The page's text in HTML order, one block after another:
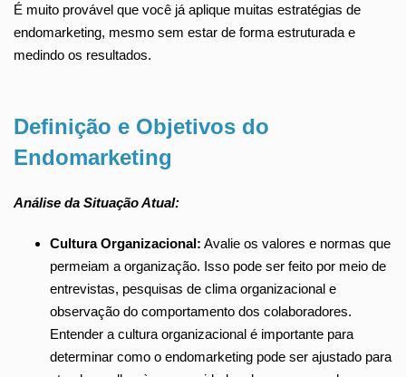
É muito provável que você já aplique muitas estratégias de
endomarketing, mesmo sem estar de forma estruturada e
medindo os resultados.
Definição e Objetivos do
Endomarketing
Análise da Situação Atual:
Cultura Organizacional: Avalie os valores e normas que
permeiam a organização. Isso pode ser feito por meio de
entrevistas, pesquisas de clima organizacional e
observação do comportamento dos colaboradores.
Entender a cultura organizacional é importante para
determinar como o endomarketing pode ser ajustado para